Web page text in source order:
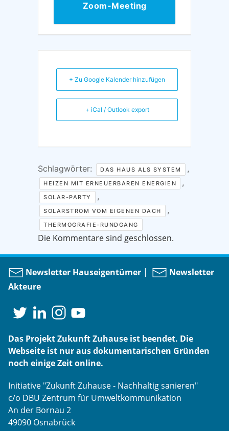
Zoom-Meeting
+ Zu Google Kalender hinzufügen
+ iCal / Outlook export
Schlagwörter: DAS HAUS ALS SYSTEM ,
HEIZEN MIT ERNEUERBAREN ENERGIEN ,
SOLAR-PARTY ,
SOLARSTROM VOM EIGENEN DACH ,
THERMOGRAFIE-RUNDGANG
Die Kommentare sind geschlossen.
Newsletter Hauseigentümer
Newsletter
Akteure
Das Projekt Zukunft Zuhause ist beendet. Die
Webseite ist nur aus dokumentarischen Gründen
noch einige Zeit online.
Initiative "Zukunft Zuhause - Nachhaltig sanieren"
c/o DBU Zentrum für Umweltkommunikation
An der Bornau 2
49090 Osnabrück